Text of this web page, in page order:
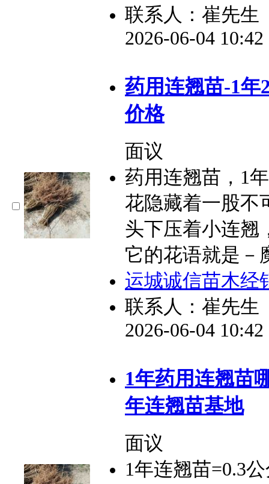
联系人：崔先生
2026-06-04
药用连翘苗-1年
价格
面议
药用连翘苗，1
花隐藏着一股不
头下压着小连翘
它的花语就是－
运城诚信苗木经
联系人：崔先生
2026-06-04
1年药用连翘苗
年连翘苗基地
面议
1年连翘苗=0.3